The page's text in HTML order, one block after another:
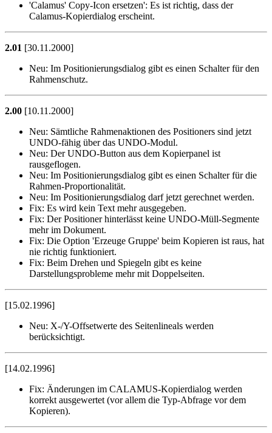
'Calamus' Copy-Icon ersetzen': Es ist richtig, dass der
Calamus-Kopierdialog erscheint.
2.01 [30.11.2000]
Neu: Im Positionierungsdialog gibt es einen Schalter für den
Rahmenschutz.
2.00 [10.11.2000]
Neu: Sämtliche Rahmenaktionen des Positioners sind jetzt
UNDO-fähig über das UNDO-Modul.
Neu: Der UNDO-Button aus dem Kopierpanel ist
rausgeflogen.
Neu: Im Positionierungsdialog gibt es einen Schalter für die
Rahmen-Proportionalität.
Neu: Im Positionierungsdialog darf jetzt gerechnet werden.
Fix: Es wird kein Text mehr ausgegeben.
Fix: Der Positioner hinterlässt keine UNDO-Müll-Segmente
mehr im Dokument.
Fix: Die Option 'Erzeuge Gruppe' beim Kopieren ist raus, hat
nie richtig funktioniert.
Fix: Beim Drehen und Spiegeln gibt es keine
Darstellungsprobleme mehr mit Doppelseiten.
[15.02.1996]
Neu: X-/Y-Offsetwerte des Seitenlineals werden
berücksichtigt.
[14.02.1996]
Fix: Änderungen im CALAMUS-Kopierdialog werden
korrekt ausgewertet (vor allem die Typ-Abfrage vor dem
Kopieren).